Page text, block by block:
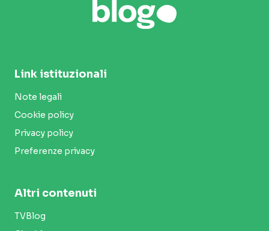
Link istituzionali
Note legali
Cookie policy
Privacy policy
Preferenze privacy
Altri contenuti
TVBlog